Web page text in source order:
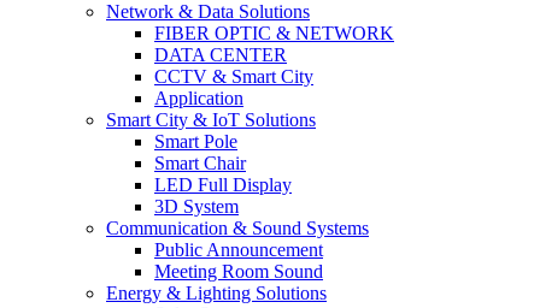
Network & Data Solutions
FIBER OPTIC & NETWORK​
DATA CENTER
CCTV & Smart City
Application
Smart City & IoT Solutions
Smart Pole
Smart Chair
LED Full Display
3D System
Communication & Sound Systems
Public Announcement
Meeting Room Sound
Energy & Lighting Solutions